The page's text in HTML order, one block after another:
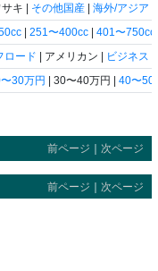
キ | その他国産 | 海外/アジア
| 251〜400cc | 401〜750cc
ロード | アメリカン | ビジネス
30万円 | 30〜40万円 | 40〜50
前ページ 次ページ
前ページ ｜ 次ページ